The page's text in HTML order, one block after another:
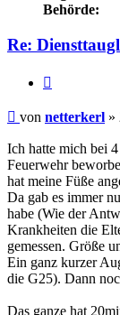
Behörde:
Re:
Beitrag
von netterkerl »
Ich hatte mich bei
Feuerwehr
hat meine Füße
Da gab es immer
habe (Wie der
Krankheiten die
gemessen. Größe
Ein ganz kurzer
die G25). Dann
Das ganze hat